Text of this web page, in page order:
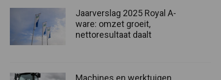
Jaarverslag 2025 Royal A-
ware: omzet groeit,
nettoresultaat daalt
Machines en werktuigen